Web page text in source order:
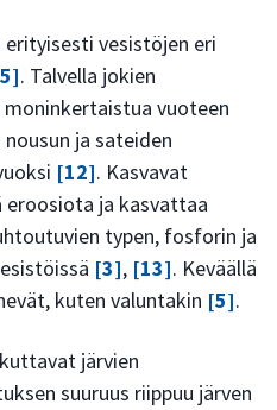
vesistöjen eri
. Talvella jokien
vuoteen
ja sateiden
[12]. Kasvavat
ja kasvattaa
typen, fosforin ja
[3], [13]. Keväällä
kuten valuntakin [5].
järvien
suuruus riippuu järven